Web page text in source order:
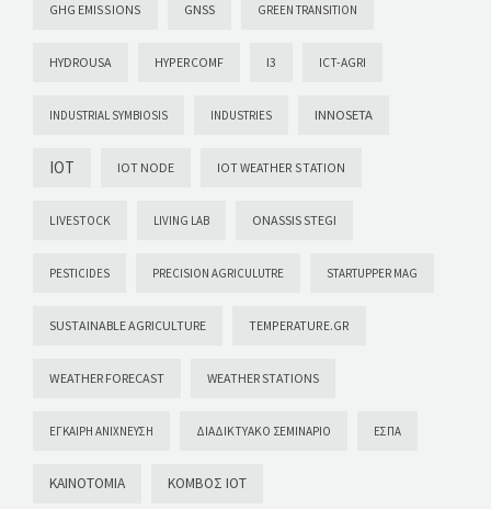
GHG EMISSIONS GNSS GREEN TRANSITION
HYDROUSA HYPERCOMF I3 ICT-AGRI
INDUSTRIAL SYMBIOSIS INDUSTRIES INNOSETA
IOT IOT NODE IOT WEATHER STATION
LIVESTOCK LIVING LAB ONASSIS STEGI
PESTICIDES PRECISION AGRICULUTRE STARTUPPER MAG
SUSTAINABLE AGRICULTURE TEMPERATURE.GR
WEATHER FORECAST WEATHER STATIONS
ΈΓΚΑΙΡΗ ΑΝΊΧΝΕΥΣΗ ΔΙΑΔΙΚΤΥΑΚΌ ΣΕΜΙΝΆΡΙΟ ΕΣΠΑ
ΚΑΙΝΟΤΟΜΊΑ ΚΌΜΒΟΣ ΙΟΤ